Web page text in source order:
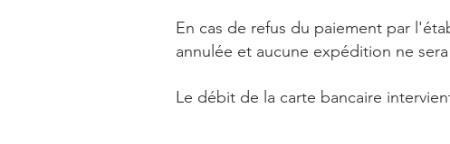
En cas de refus du paiement par
annulée et aucune expédition ne
Le débit de la carte bancaire